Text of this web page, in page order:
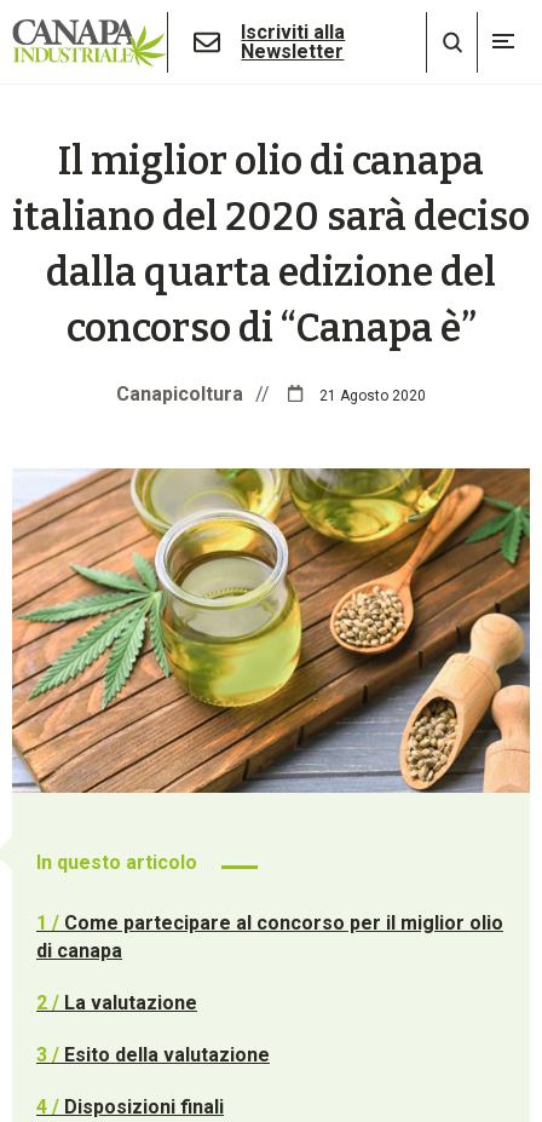
Iscriviti alla
Newsletter
Il miglior olio di canapa
italiano del 2020 sarà deciso
dalla quarta edizione del
concorso di “Canapa è”
Canapicoltura // 21 Agosto 2020
In questo articolo
1 / Come partecipare al concorso per il miglior olio
di canapa
2 / La valutazione
3 / Esito della valutazione
4 / Disposizioni finali